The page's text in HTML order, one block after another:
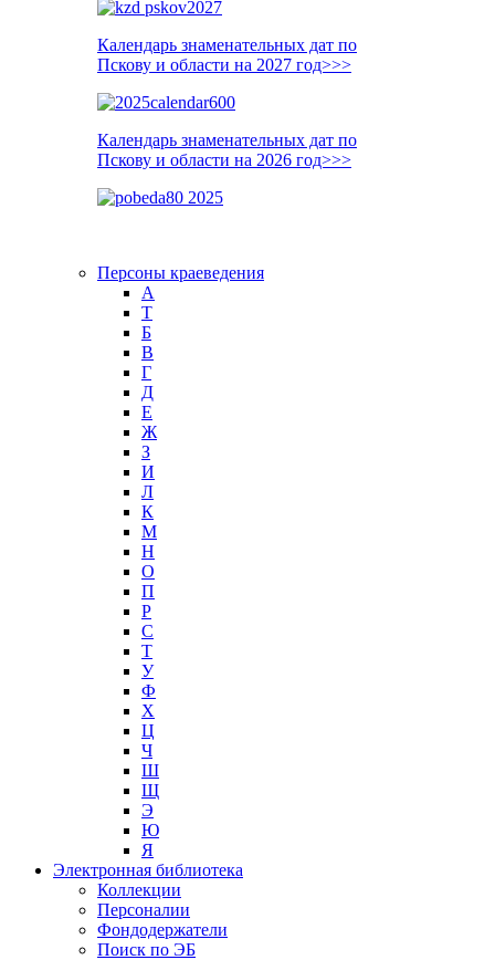
Календарь знаменательных дат по
Пскову и области на 2027 год>>>
Календарь знаменательных дат по
Пскову и области на 2026 год>>>
Персоны краеведения
А
T
Б
В
Г
Д
Е
Ж
З
И
Л
К
М
Н
О
П
Р
С
Т
У
Ф
Х
Ц
Ч
Ш
Щ
Э
Ю
Я
Электронная библиотека
Коллекции
Персоналии
Фондодержатели
Поиск по ЭБ